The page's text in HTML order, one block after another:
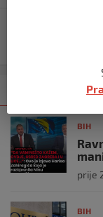
Večeras
BIH
prije
BIH